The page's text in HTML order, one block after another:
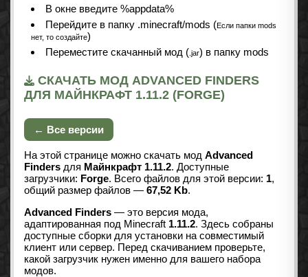
В окне введите %appdata%
Перейдите в папку .minecraft/mods (Если папки mods
нет, то создайте)
Переместите скачанный мод ( .jar) в папку mods
СКАЧАТЬ МОД ADVANCED FINDERS
ДЛЯ МАЙНКРАФТ 1.11.2 (FORGE)
← Все версии
На этой странице можно скачать мод Advanced
Finders для Майнкрафт 1.11.2. Доступные
загрузчики: Forge. Всего файлов для этой версии: 1,
общий размер файлов — 67,52 Kb.
Advanced Finders — это версия мода,
адаптированная под Minecraft 1.11.2. Здесь собраны
доступные сборки для установки на совместимый
клиент или сервер. Перед скачиванием проверьте,
какой загрузчик нужен именно для вашего набора
модов.